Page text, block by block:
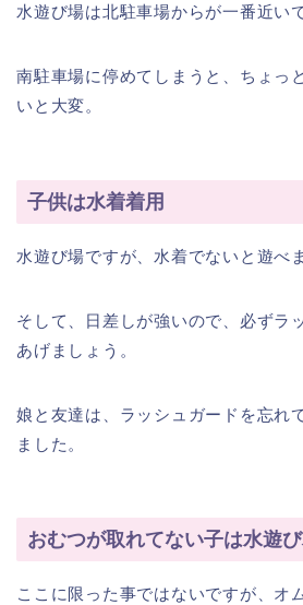
水遊び場は北駐車場からが一番近い
南駐車場に停めてしまうと、ちょっ
いと大変。
子供は水着着用
水遊び場ですが、水着でないと遊べ
そして、日差しが強いので、必ずラ
あげましょう。
娘と友達は、ラッシュガードを忘れ
ました。
おむつが取れてない子は水遊
ここに限った事ではないですが、オ